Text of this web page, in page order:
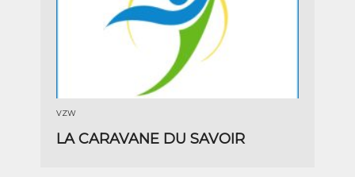
VZW
LA CARAVANE DU SAVOIR